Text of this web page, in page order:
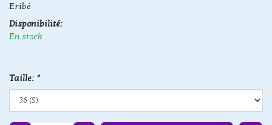
Eribé
Disponibilité:
En stock
Taille: *